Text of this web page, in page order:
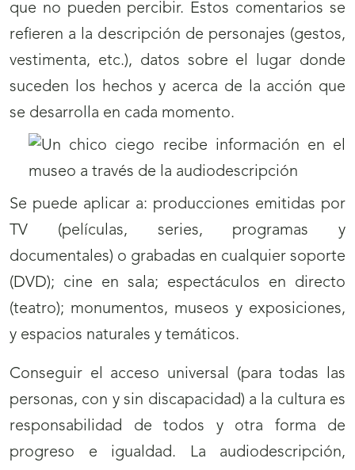
que no pueden percibir. Estos comentarios se
refieren a la descripción de personajes (gestos,
vestimenta, etc.), datos sobre el lugar donde
suceden los hechos y acerca de la acción que
se desarrolla en cada momento.
Se puede aplicar a: producciones emitidas por
TV (películas, series, programas y
documentales) o grabadas en cualquier soporte
(DVD); cine en sala; espectáculos en directo
(teatro); monumentos, museos y exposiciones,
y espacios naturales y temáticos.
Conseguir el acceso universal (para todas las
personas, con y sin discapacidad) a la cultura es
responsabilidad de todos y otra forma de
progreso e igualdad. La audiodescripción,